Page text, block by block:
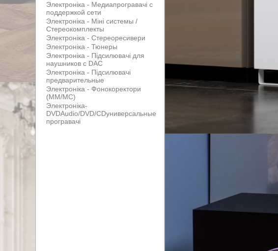
Электроніка - Медиапрогравачі с
поддержкой сети
Электроніка - Міні системы /
Стереокомплекты
Электроніка - Стереоресивери
Электроніка - Тюнеры
Электроніка - Підсилювачі для
наушников с DAC
Электроніка - Підсилювачі
предварительные
Электроніка - Фонокоректори
(MM/MC)
Электроніка-
DVDAudio/DVD/CDуниверсальные
програвачі